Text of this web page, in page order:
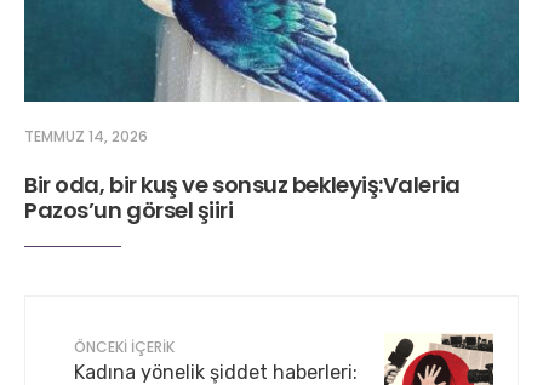
TEMMUZ 14, 2026
Bir oda, bir kuş ve sonsuz bekleyiş:Valeria
Pazos’un görsel şiiri
ÖNCEKI İÇERIK
Kadına yönelik şiddet haberleri: